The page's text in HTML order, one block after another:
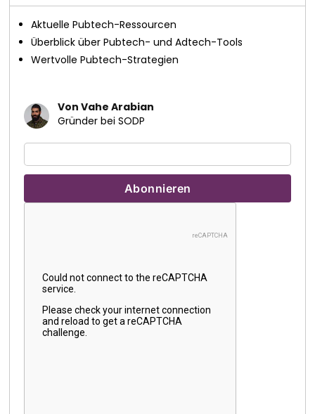
Aktuelle Pubtech-Ressourcen
Überblick über Pubtech- und Adtech-Tools
Wertvolle Pubtech-Strategien
Von Vahe Arabian
Gründer bei SODP